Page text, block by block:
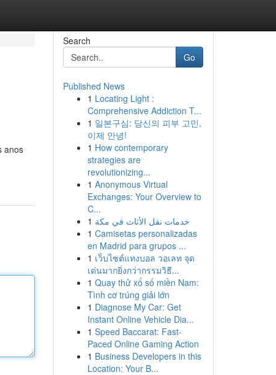
anos
Search
Go
Published News
1 Locating Light :
Comprehensive Addiction T...
1 일본구심: 당신의 피부 고민,
이제 안녕!
1 How contemporary
strategies are
revolutionizing...
1 Anonymous Virtual
Exchanges: Your Overview to
C...
1 خدمات نقل الأثاث في مكة
1 Camisetas personalizadas
en Madrid para grupos ...
1 เว็บไซต์แทงบอล วอเลท จุด
เด่นมากยิ่งกว่ากรรมวิธี...
1 Quay thử xổ số miền Nam:
Tình cơ trúng giải lớn
1 Diagnose My Car: Get
Instant Online Vehicle Dia...
1 Speed Baccarat: Fast-
Paced Online Gaming Action
1 Business Developers in this
Location: Your B...